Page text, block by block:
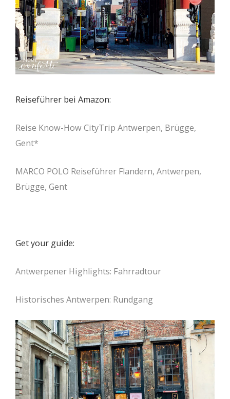
Reiseführer bei Amazon:
Reise Know-How CityTrip Antwerpen, Brügge,
Gent*
MARCO POLO Reiseführer Flandern, Antwerpen,
Brügge, Gent
Get your guide:
Antwerpener Highlights: Fahrradtour
Historisches Antwerpen: Rundgang